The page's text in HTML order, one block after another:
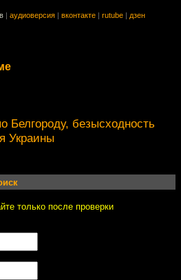
аудиоверсия вконтакте rutube дзен
Белгороду, безысходность
Украины
только после проверки